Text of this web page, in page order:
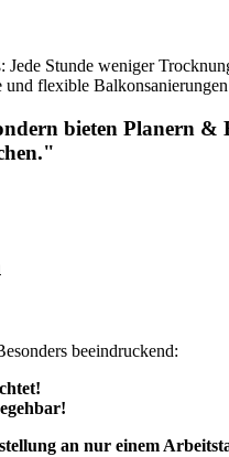
Stunde weniger
flexible
bieten Planern &
beeindruckend:
an nur einem